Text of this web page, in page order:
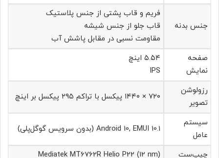
جنس بدنه
فریم و قاب پشتی از جنس پلاستیک
قاب جلو از جنس شیشه
مقاومت نسبی در مقابل پاشش آب
صفحه‌
نمایش
۵.۵۴ اینچ
IPS
رزولوشن
تصویر
۷۲۰ × ۱۴۴۰ پیکسل با تراکم ۲۹۵ پیکسل بر اینچ
سیستم
عامل
Android 10, EMUI 10.1 (بدون سرویس گوگل‌پلی)
چیپ‌ست
Mediatek MT6762R Helio P22 (12 nm)